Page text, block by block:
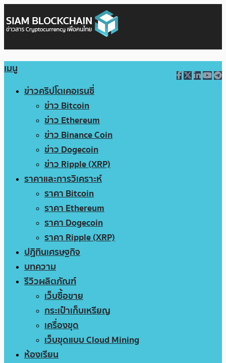
เมนู
ข่าวคริปโตเคอเรนซี่
ข่าว Bitcoin
ข่าว Ethereum
ข่าว Binance Coin
ข่าว Dogecoin
ข่าว Ripple (XRP)
ราคาและการวิเคราะห์
ราคา Bitcoin
ราคา Ethereum
ราคา Dogecoin
ราคา Ripple (XRP)
ปฏิทินเศรษฐกิจ
บทความ
รีวิวผลิตภัณฑ์
เว็บซื้อขาย
กระเป๋าเก็บเหรียญ
เครื่องขุด
เว็บขุดแบบ Cloud Mining
ห้องเรียน